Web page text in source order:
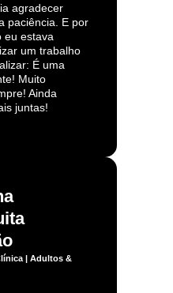
agradecer
paciência. E por
eu estava
um trabalho
É uma
Muito
Ainda
juntas!
| Adultos &